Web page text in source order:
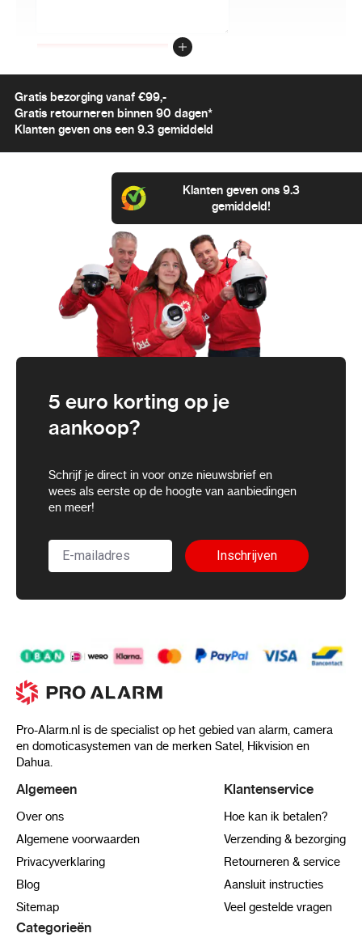
Eigenschap Specificatie
4 GB intern geheugen (ca. 18 uur
opname)
AGC-microfoon voor automatische
gevoeligheid
Opnamemodi Handmatig (start/stop via één knop)
Formaat audio MP3 (128 kbps)
Duur
Tot ±7 uur op een volle batterij
Feedback LED-statusindicatie
Afmetingen &
gewicht
±70 × 34 × 16 mm, ±34 g
Overige functies
Directe weergave via oortjes
(bijgeleverd)
Wat zit er in de verpakking
LawMate AR‑300 keyfob voice recorder
Snelstartgids
Gratis bezorging vanaf €99,-
Gratis retourneren binnen 90 dagen*
Klanten geven ons een 9.3 gemiddeld
5 euro korting op je
aankoop?
Schrijf je direct in voor onze nieuwsbrief en
wees als eerste op de hoogte van aanbiedingen
en meer!
Inschrijven
Pro-Alarm.nl is de specialist op het gebied van alarm, camera
en domoticasystemen van de merken Satel, Hikvision en
Dahua.
Klanten geven ons 9.3
gemiddeld!
Algemeen
Over ons
Algemene voorwaarden
Privacyverklaring
Blog
Sitemap
Klantenservice
Hoe kan ik betalen?
Verzending & bezorging
Retourneren & service
Aansluit instructies
Veel gestelde vragen
Categorieën